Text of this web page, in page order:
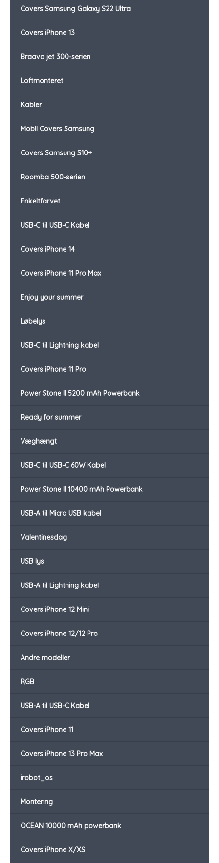
Covers Samsung Galaxy S22 Ultra
Covers iPhone 13
Braava jet 300-serien
Loftmonteret
Kabler
Mobil Covers Samsung
Covers Samsung S10+
Roomba 500-serien
Enkeltfarvet
USB-C til USB-C Kabel
Covers iPhone 14
Covers iPhone 11 Pro Max
Enjoy your summer
Løbelys
USB-C til Lightning kabel
Covers iPhone 11 Pro
Power Stone II 5200 mAh Powerbank
Ready for summer
Væghængt
USB-C til USB-C 60W Kabel
Power Stone II 10400 mAh Powerbank
USB-A til Micro USB kabel
Valentinesdag
USB lys
USB-A til Lightning kabel
Covers iPhone 12 Mini
Covers iPhone 12/12 Pro
Andre modeller
RGB
USB-A til USB-C Kabel
Covers iPhone 11
Covers iPhone 13 Pro Max
irobot_os
Montering
OCEAN 10000 mAh powerbank
Covers iPhone X/XS